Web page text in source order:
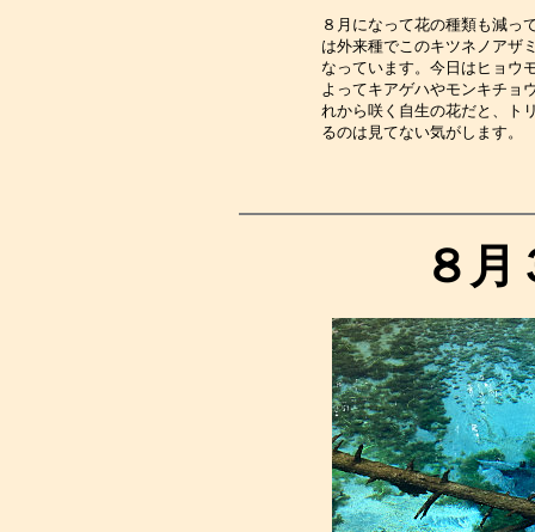
８月になって花の種類も減っ
は外来種でこのキツネノアザ
なっています。今日はヒョウ
よってキアゲハやモンキチョ
れから咲く自生の花だと、ト
るのは見て
８月